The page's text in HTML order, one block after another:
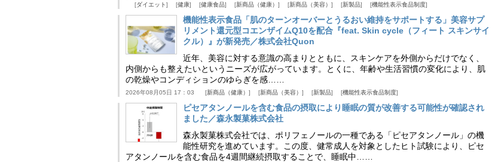
ダイエット
健康 健康食品 新商品（健康） 新商品（美容） 新製品 機能性表示食品制度
機能性表示食品「肌のターンオーバーとうるおい維持をサポートする」美容サプ
リメント還元型コエンザイムQ10を配合『feat. Skin cycle（フィート スキンサイ
クル）』が新発売／株式会社Quon
近年、美容に対する意識の高まりとともに、スキンケアを外側からだけでなく、
内側からも整えたいというニーズが広がっています。とくに、年齢や生活習慣の変化により、肌
の乾燥やコンディションのゆらぎを感……
2026年08月05日 17：03 新商品（健康） 新商品（美容） 新製品 機能性表示食品制度
ピセアタンノールを含む食品の摂取により睡眠の質が改善する可能性が確認され
ました／森永製菓株式会社
森永製菓株式会社では、ポリフェノールの一種である「ピセアタンノール」の機
能性研究を進めています。この度、健常成人を対象としたヒト試験により、ピセ
アタンノールを含む食品を4週間継続摂取することで、睡眠中……